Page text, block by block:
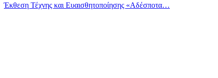
Έκθεση Τέχνης και Ευαισθητοποίησης «Αδέσποτα…